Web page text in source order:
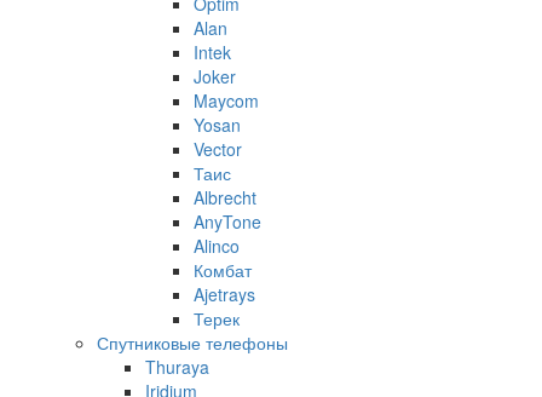
Alan
Intek
Joker
Maycom
Yosan
Vector
Таис
Albrecht
AnyTone
Alinco
Комбат
Ajetrays
Терек
Спутниковые телефоны
Thuraya
Iridium